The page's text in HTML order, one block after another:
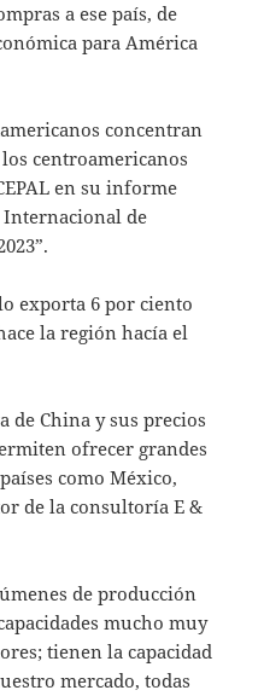
a ese país, de
para América
concentran
centroamericanos
en su informe
Internacional de
exporta 6 por ciento
la región hacía el
de China y sus precios
ofrecer grandes
como México,
de la consultoría E &
de producción
mucho muy
tienen la capacidad
mercado, todas